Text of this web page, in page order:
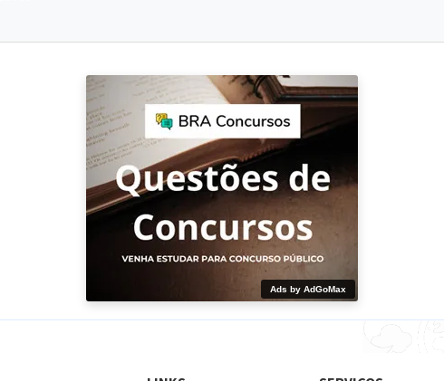
Ads by AdGoMax